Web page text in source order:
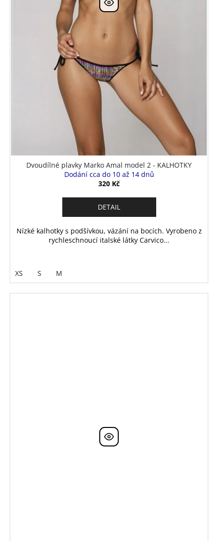
Dvoudílné plavky Marko Amal model 2 - KALHOTKY
Dodání cca do 10 až 14 dnů
320 Kč
DETAIL
Nízké kalhotky s podšívkou, vázání na bocích. Vyrobeno z
rychleschnoucí italské látky Carvico...
XS S M